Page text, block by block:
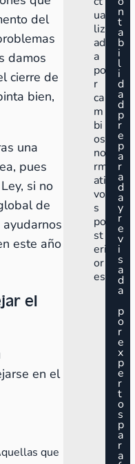
del
damos
cierre de
bien,
una
pues
si no
de
este año
el
en el
que
ua
liz
ad
a
po
r
ca
m
bi
os
no
rm
ati
vo
s
po
st
eri
or
es.
n
t
a
b
i
l
i
d
a
d
p
r
e
p
a
r
a
d
a
y
r
e
v
i
s
a
d
a
p
o
r
e
x
p
e
r
t
o
s
p
a
r
a